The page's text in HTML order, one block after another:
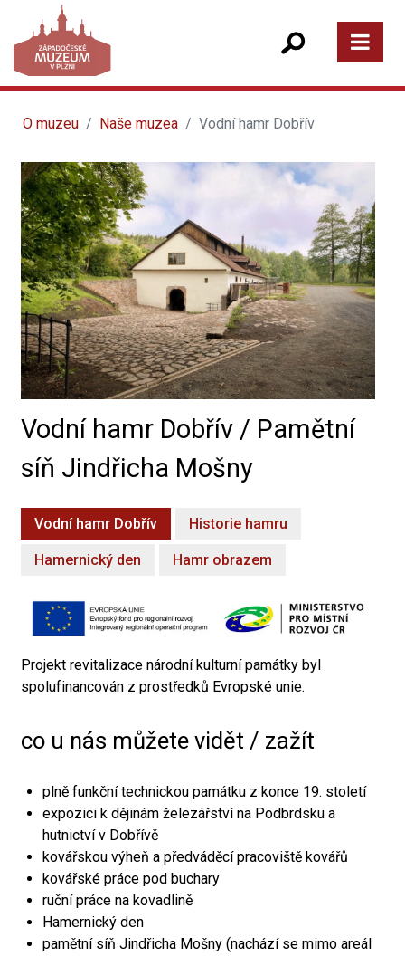
O muzeu Naše muzea Vodní hamr Dobřív
Vodní hamr Dobřív / Pamětní
síň Jindřicha Mošny
Vodní hamr Dobřív Historie hamru
Hamernický den Hamr obrazem
Projekt revitalizace národní kulturní památky byl
spolufinancován z prostředků Evropské unie.
co u nás můžete vidět / zažít
plně funkční technickou památku z konce 19. století
expozici k dějinám železářství na Podbrdsku a
hutnictví v Dobřívě
kovářskou výheň a předváděcí pracoviště kovářů
kovářské práce pod buchary
ruční práce na kovadlině
Hamernický den
pamětní síň Jindřicha Mošny (nachází se mimo areál